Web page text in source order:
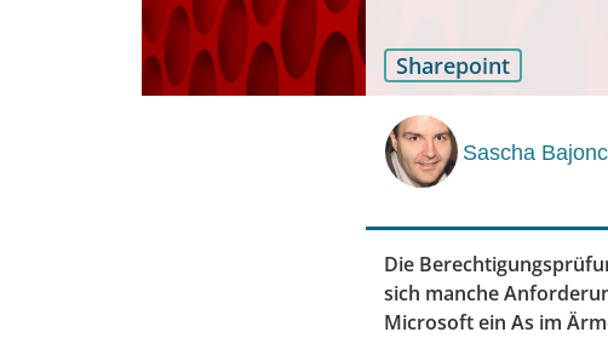
Sharepoint
Sascha
Die
sich manche
Microsoft ein As im